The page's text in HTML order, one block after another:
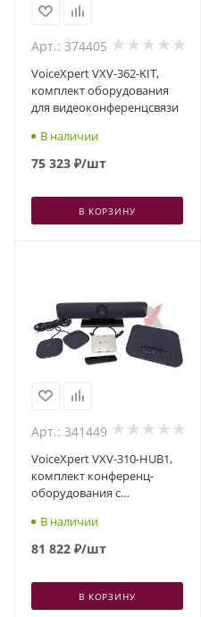
Арт.: 374405
VoiceXpert VXV-362-KIT,
комплект оборудования
для видеоконференцсвязи
В наличии
75 323 ₽/шт
В КОРЗИНУ
Арт.: 341449
VoiceXpert VXV-310-HUB1,
комплект конференц-
оборудования с
В наличии
81 822 ₽/шт
В КОРЗИНУ